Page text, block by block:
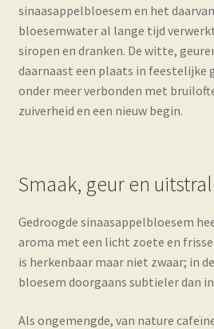
sinaasappelbloesem en het
bloesemwater al lange tijd
siropen en dranken. De witte,
daarnaast een plaats in feestelijke
onder meer verbonden met
zuiverheid en een nieuw begin.
Smaak, geur en
Gedroogde sinaasappelbloesem
aroma met een licht zoete en
is herkenbaar maar niet zwaar; in
bloesem doorgaans subtieler dan
Als ongemengde, van nature